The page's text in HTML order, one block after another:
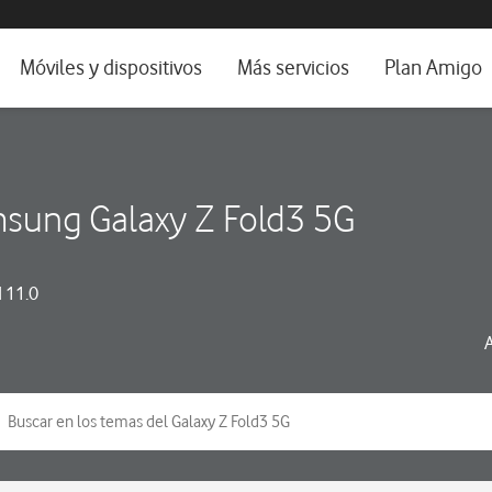
e idioma
Móviles y dispositivos
Ver todos
Más servicios Plan Amigo
Galaxy Z Fold3 5G
11.0